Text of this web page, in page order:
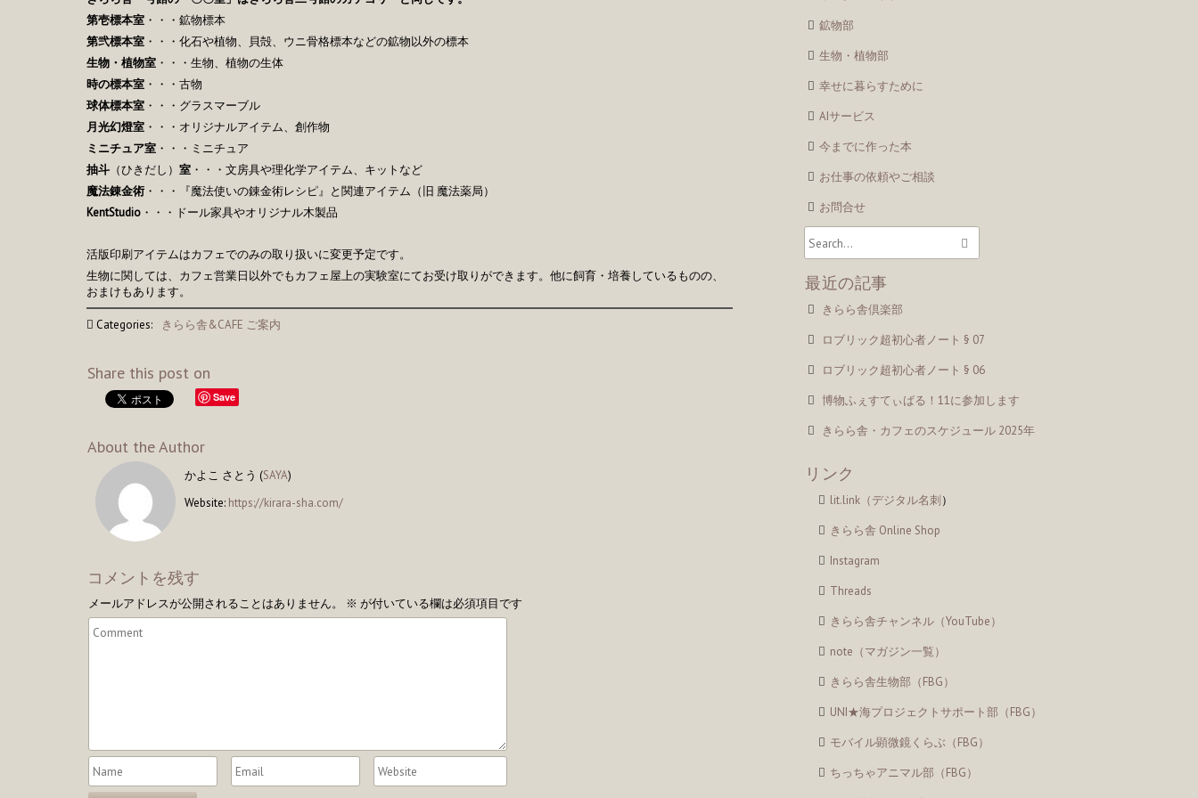
第壱標本室 ・・・鉱物標本
第弐標本室 ・・・化石や植物、貝殻、ウニ骨格標本などの鉱物以外の標本
生物・植物室 ・・・生物、植物の生体
時の標本室 ・・・古物
球体標本室 ・・・グラスマーブル
月光幻燈室 ・・・オリジナルアイテム、創作物
ミニチュア室 ・・・ミニチュア
抽斗 （ひきだし） 室 ・・・文房具や理化学アイテム、キットなど
魔法錬金術 ・・・『魔法使いの錬金術レシピ』と関連アイテム（旧 魔法薬局）
KentStudio ・・・ドール家具やオリジナル木製品
活版印刷アイテムはカフェでのみの取り扱いに変更予定です。
生物に関しては、カフェ営業日以外でもカフェ屋上の実験室にてお受け取りができます。他に飼育・培養しているものの、
おまけもあります。
Categories: きらら舎&CAFE ご案内
Share this post on
Save
About the Author
かよこ さとう (SAYA)
Website: https://kirara-sha.com/
コメントを残す
メールアドレスが公開されることはありません。 ※ が付いている欄は必須項目です
鉱物部
生物・植物部
幸せに暮らすために
AIサービス
今までに作った本
お仕事の依頼やご相談
お問合せ
最近の記事
きらら舎倶楽部
ロブリック超初心者ノート § 07
ロブリック超初心者ノート § 06
博物ふぇすてぃばる！11に参加します
きらら舎・カフェのスケジュール 2025年
リンク
lit.link（デジタル名刺）
きらら舎 Online Shop
Instagram
Threads
きらら舎チャンネル（YouTube）
note（マガジン一覧）
きらら舎生物部（FBG）
UNI★海プロジェクトサポート部（FBG）
モバイル顕微鏡くらぶ（FBG）
ちっちゃアニマル部（FBG）